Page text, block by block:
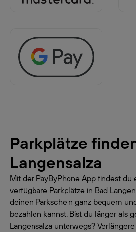
Parkplätze
Langensalza
Mit der PayByPhone App findest du
verfügbare Parkplätze in Bad
deinen Parkschein ganz bequem
bezahlen kannst. Bist du länger als
Langensalza unterwegs?